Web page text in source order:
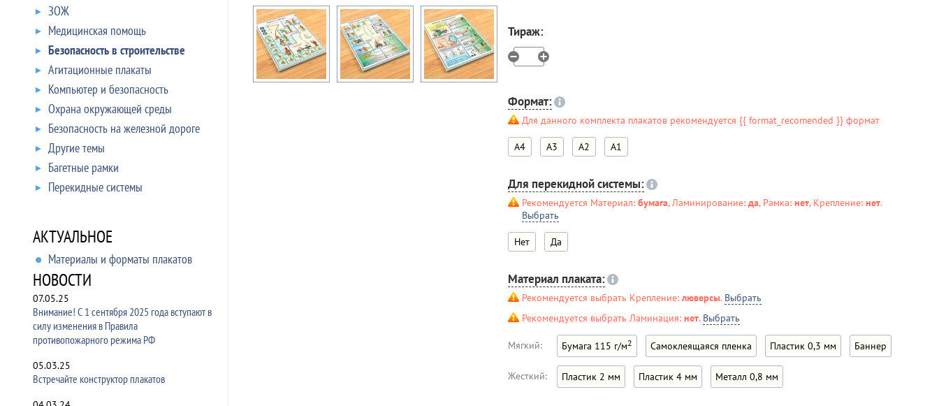
ЗОЖ
Медицинская помощь
Безопасность в строительстве
Агитационные плакаты
Компьютер и безопасность
Охрана окружающей среды
Безопасность на железной дороге
Другие темы
Багетные рамки
Перекидные системы
АКТУАЛЬНОЕ
Материалы и форматы плакатов
НОВОСТИ
07.05.25
Внимание! С 1 сентября 2025 года вступают в
силу изменения в Правила
противопожарного режима РФ
05.03.25
Встречайте конструктор плакатов
Тираж:
Формат:
Для данного комплекта плакатов рекомендуется {{ format_recomended }} формат
A4 A3 A2 A1
Для перекидной системы:
Рекомендуется Материал: бумага, Ламинирование: да, Рамка: нет, Крепление: нет.
Выбрать
Нет Да
Материал плаката:
Рекомендуется выбрать Крепление:люверсы. Выбрать
Рекомендуется выбрать Ламинация: нет. Выбрать
Мягкий: Бумага 115 г/м2 Самоклеящаяся пленка Пластик 0,3 мм Баннер
Жесткий: Пластик 2 мм Пластик 4 мм Металл 0,8 мм